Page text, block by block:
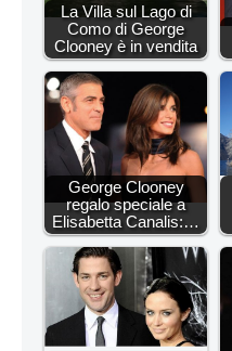
La Villa sul Lago di
Como di George
Clooney è in vendita
George Clooney
regalo speciale a
Elisabetta Canalis:…